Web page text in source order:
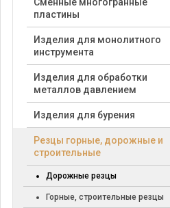
пластины
Изделия для монолитного
инструмента
Изделия для обработки
металлов давлением
Изделия для бурения
Резцы горные, дорожные и
строительные
Дорожные резцы
Горные, строительные резцы